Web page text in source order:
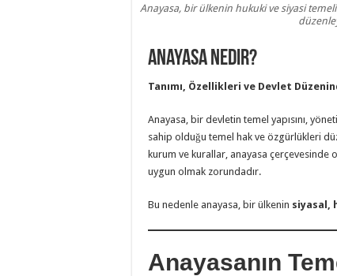
Anayasa, bir ülkenin hukuki ve siyasi
Anayasa Nedir?
Tanımı, Özellikleri ve Devlet
Anayasa, bir devletin temel yapısını,
sahip olduğu temel hak ve özgürlükleri
kurum ve kurallar, anayasa çerçevesinde
uygun olmak zorundadır.
Bu nedenle anayasa, bir ülkenin siyasal,
Anayasanın